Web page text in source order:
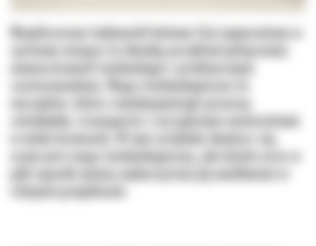
Współczesne ładowarki kołowe Cat wyposażone w
systemy ważące to idealny przykład połączenia
nowoczesnych technologii z praktycznym
zastosowaniem. Waga technologiczna to
narzędzie, które rewolucjonizuje procesy
załadunku, transportu i zarządzania materiałami
w wielu branżach. W tym artykule dowiesz się,
czym jest waga technologiczna, jak działa oraz w
różnych projektach.